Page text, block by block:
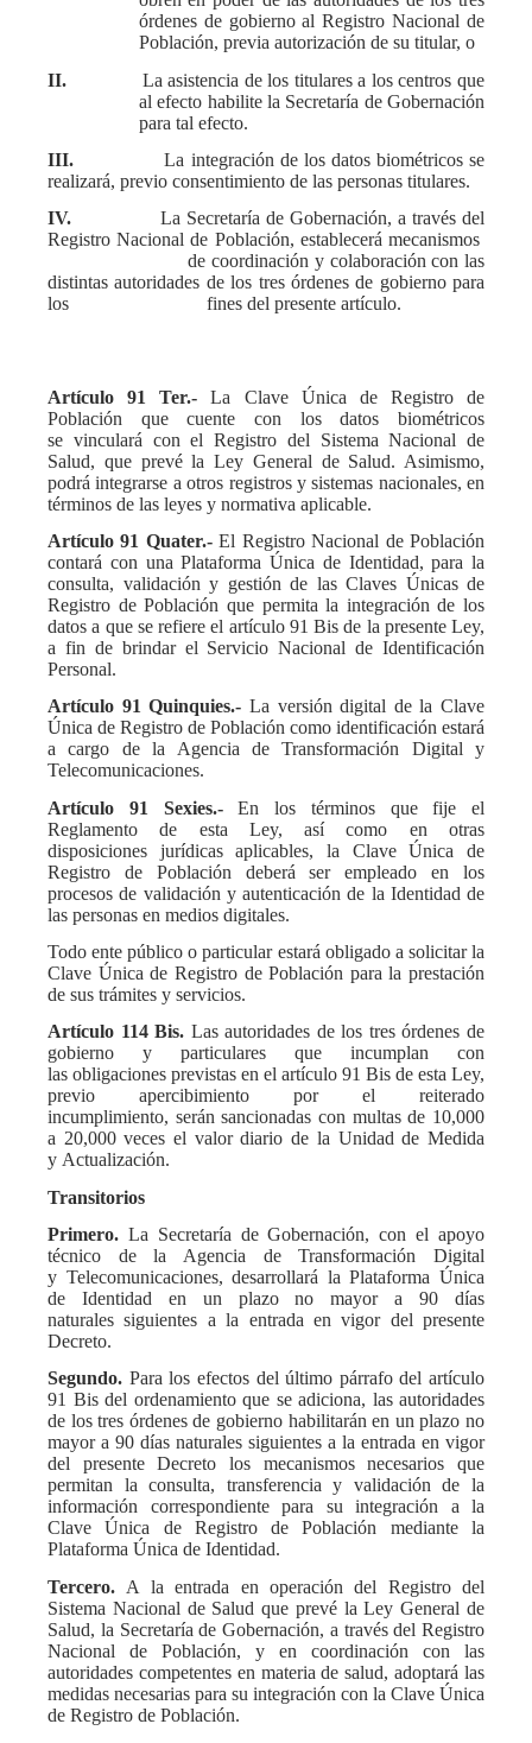
órdenes de gobierno al Registro Nacional de
Población, previa autorización de su titular, o
II. La asistencia de los titulares a los centros que
al efecto habilite la Secretaría de Gobernación
para tal efecto.
III. La integración de los datos biométricos se
realizará, previo consentimiento de las personas titulares.
IV. La Secretaría de Gobernación, a través del
Registro Nacional de Población, establecerá mecanismos
de coordinación y colaboración con las
distintas autoridades de los tres órdenes de gobierno para
los fines del presente artículo.
Artículo 91 Ter.-La Clave Única de Registro de
Población que cuente con los datos biométricos
se vinculará con el Registro del Sistema Nacional de
Salud, que prevé la Ley General de Salud. Asimismo,
podrá integrarse a otros registros y sistemas nacionales, en
términos de las leyes y normativa aplicable.
Artículo 91 Quater.-El Registro Nacional de Población
contará con una Plataforma Única de Identidad, para la
consulta, validación y gestión de las Claves Únicas de
Registro de Población que permita la integración de los
datos a que se refiere el artículo 91 Bis de la presente Ley,
a fin de brindar el Servicio Nacional de Identificación
Personal.
Artículo 91 Quinquies.- La versión digital de la Clave
Única de Registro de Población como identificación estará
a cargo de la Agencia de Transformación Digital y
Telecomunicaciones.
Artículo 91 Sexies.-En los términos que fije el
Reglamento de esta Ley, así como en otras
disposiciones jurídicas aplicables, la Clave Única de
Registro de Población deberá ser empleado en los
procesos de validación y autenticación de la Identidad de
las personas en medios digitales.
Todo ente público o particular estará obligado a solicitar la
Clave Única de Registro de Población para la prestación
de sus trámites y servicios.
Artículo 114 Bis. Las autoridades de los tres órdenes de
gobierno y particulares que incumplan con
las obligaciones previstas en el artículo 91 Bis de esta Ley,
previo apercibimiento por el reiterado
incumplimiento, serán sancionadas con multas de 10,000
a 20,000 veces el valor diario de la Unidad de Medida
y Actualización.
Transitorios
Primero. La Secretaría de Gobernación, con el apoyo
técnico de la Agencia de Transformación Digital
y Telecomunicaciones, desarrollará la Plataforma Única
de Identidad en un plazo no mayor a 90 días
naturales siguientes a la entrada en vigor del presente
Decreto.
Segundo. Para los efectos del último párrafo del artículo
91 Bis del ordenamiento que se adiciona, las autoridades
de los tres órdenes de gobierno habilitarán en un plazo no
mayor a 90 días naturales siguientes a la entrada en vigor
del presente Decreto los mecanismos necesarios que
permitan la consulta, transferencia y validación de la
información correspondiente para su integración a la
Clave Única de Registro de Población mediante la
Plataforma Única de Identidad.
Tercero. A la entrada en operación del Registro del
Sistema Nacional de Salud que prevé la Ley General de
Salud, la Secretaría de Gobernación, a través del Registro
Nacional de Población, y en coordinación con las
autoridades competentes en materia de salud, adoptará las
medidas necesarias para su integración con la Clave Única
de Registro de Población.